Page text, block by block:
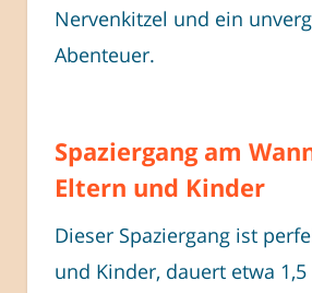
Nervenkitzel und ein
Abenteuer.
Spaziergang am
Eltern und Kinder
Dieser Spaziergang ist
und Kinder, dauert etwa 1,5